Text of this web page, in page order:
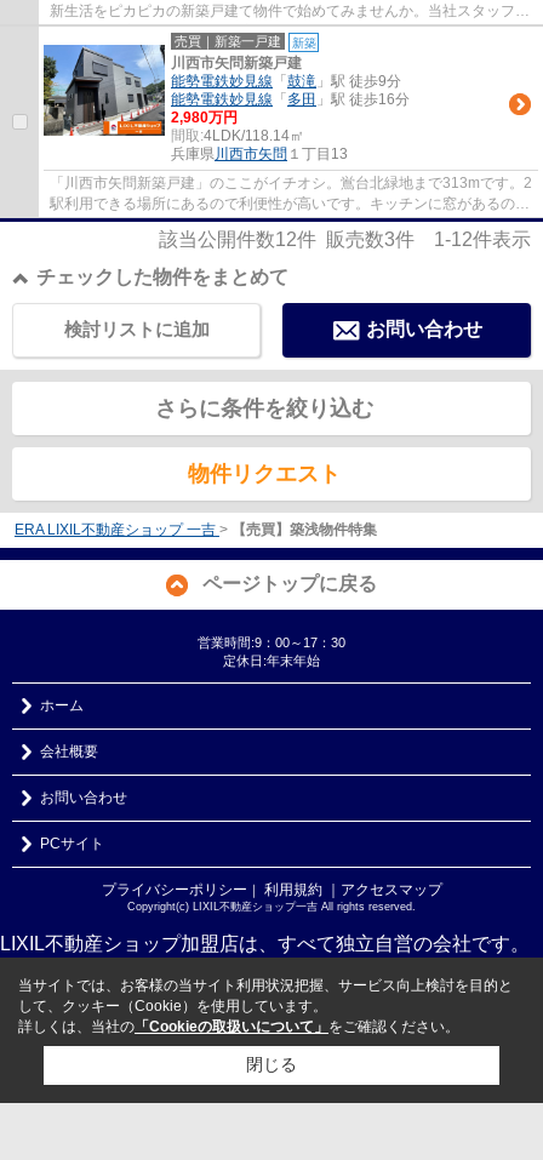
新生活をピカピカの新築戸建て物件で始めてみませんか。当社スタッフと
一緒に、お客様の新生活に相応しいマイホ...
売買｜新築一戸建 新築
川西市矢問新築戸建
能勢電鉄妙見線 「 鼓滝 」駅 徒歩9分
能勢電鉄妙見線 「 多田 」駅 徒歩16分
2,980万円
間取:4LDK/118.14㎡
兵庫県川西市矢問 １丁目13
「川西市矢問新築戸建」のここがイチオシ。鴬台北緑地まで313mです。2
駅利用できる場所にあるので利便性が高いです。キッチンに窓があるので
いつでも綺麗な空気と入れ替えが可能。住み...
該当公開件数12件 販売数3件 1-12件表示
チェックした物件をまとめて
お問い合わせ
検討リストに追加
さらに条件を絞り込む
物件リクエスト
ERA LIXIL不動産ショップ 一吉 > 【売買】築浅物件特集
ページトップに戻る
営業時間:9：00～17：30
定休日:年末年始
ホーム
会社概要
お問い合わせ
PCサイト
プライバシーポリシー ｜ 利用規約 ｜アクセスマップ
Copyright(c) LIXIL不動産ショップ一吉 All rights reserved.
LIXIL不動産ショップ加盟店は、すべて独立自営の会社です。
当サイトでは、お客様の当サイト利用状況把握、サービス向上検討を目的と
して、クッキー（Cookie）を使用しています。
詳しくは、当社の 「Cookieの取扱いについて」 をご確認ください。
閉じる